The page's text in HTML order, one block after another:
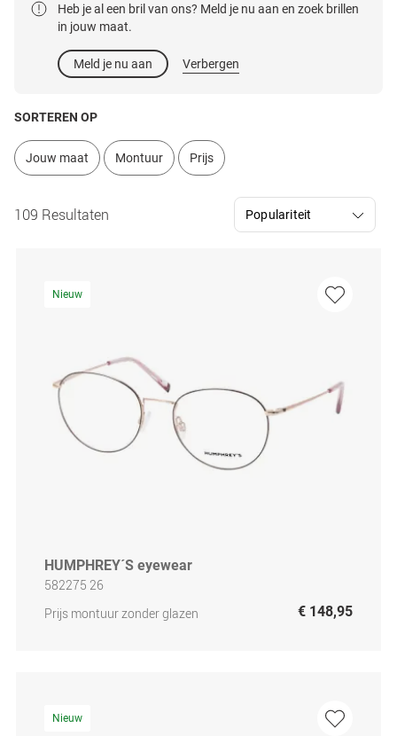
Heb je al een bril van ons? Meld je nu aan en zoek brillen
in jouw maat.
Meld je nu aan Verbergen
SORTEREN OP
Jouw maat Montuur Prijs
109 Resultaten
Nieuw
HUMPHREY´S eyewear
582275 26
Prijs montuur zonder glazen
€ 148,95
Nieuw